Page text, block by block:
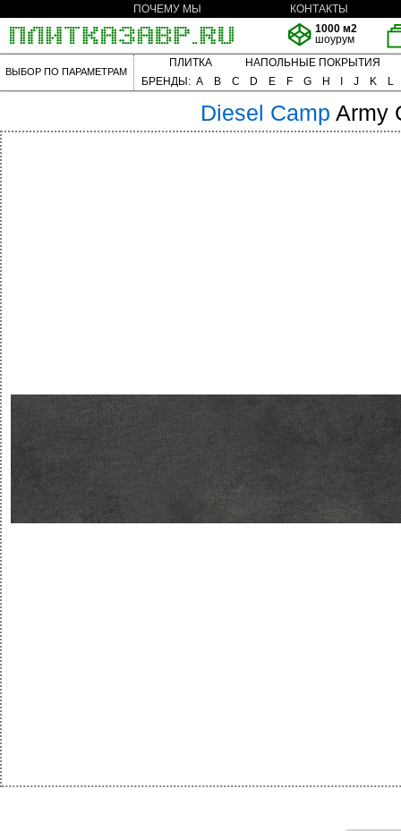
ПОЧЕМУ МЫ
КОНТАКТЫ
1000 м2
шоурум
ВЫБОР ПО ПАРАМЕТРАМ
ПЛИТКА
НАПОЛЬНЫЕ ПОКРЫТИЯ
БРЕНДЫ: A B C D E F G H J K L
Diesel Camp Army